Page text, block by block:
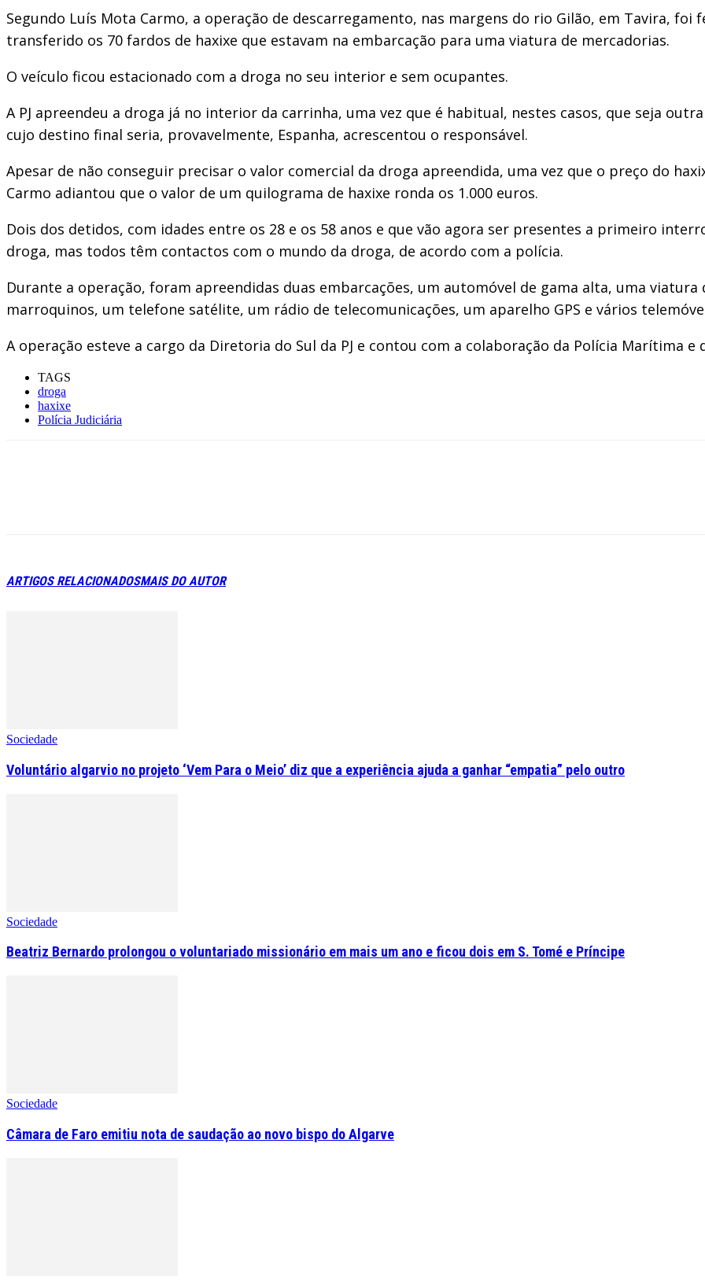
Segundo Luís Mota Carmo, a operação de descarregamento, nas margens do rio Gilão, em Tavira,
transferido os 70 fardos de haxixe que estavam na embarcação para uma viatura de mercadorias.
O veículo ficou estacionado com a droga no seu interior e sem ocupantes.
A PJ apreendeu a droga já no interior da carrinha, uma vez que é habitual, nestes casos, que seja
cujo destino final seria, provavelmente, Espanha, acrescentou o responsável.
Apesar de não conseguir precisar o valor comercial da droga apreendida, uma vez que o preço do
Carmo adiantou que o valor de um quilograma de haxixe ronda os 1.000 euros.
Dois dos detidos, com idades entre os 28 e os 58 anos e que vão agora ser presentes a primeiro
droga, mas todos têm contactos com o mundo da droga, de acordo com a polícia.
Durante a operação, foram apreendidas duas embarcações, um automóvel de gama alta, uma viatura
marroquinos, um telefone satélite, um rádio de telecomunicações, um aparelho GPS e vários
A operação esteve a cargo da Diretoria do Sul da PJ e contou com a colaboração da Polícia Marítima e
TAGS
droga
haxixe
Polícia Judiciária
ARTIGOS RELACIONADOSMAIS DO AUTOR
Sociedade
Voluntário algarvio no projeto ‘Vem Para o Meio’ diz que a experiência ajuda a ganhar “empatia” pelo outro
Sociedade
Beatriz Bernardo prolongou o voluntariado missionário em mais um ano e ficou dois em S. Tomé e Príncipe
Sociedade
Câmara de Faro emitiu nota de saudação ao novo bispo do Algarve